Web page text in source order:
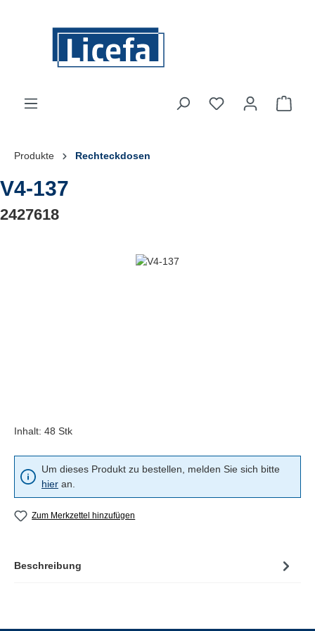
Du hast 0
Produkte Rechteckdosen
V4-137
2427618
Inhalt: 48 Stk
Um dieses Produkt zu bestellen, melden Sie sich bitte
hier an.
Zum Merkzettel hinzufügen
Beschreibung